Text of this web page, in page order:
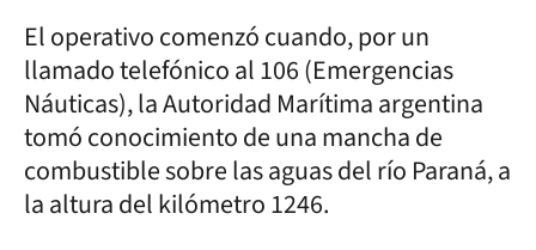
El operativo comenzó cuando, por un
llamado telefónico al 106 (Emergencias
Náuticas), la Autoridad Marítima argentina
tomó conocimiento de una mancha de
combustible sobre las aguas del río Paraná, a
la altura del kilómetro 1246.